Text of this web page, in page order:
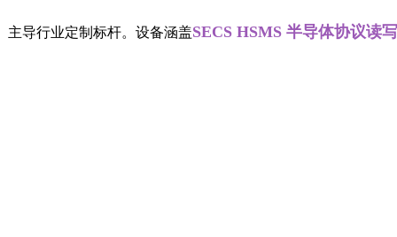
定制标杆。设备涵盖SECS HSMS 半导体协议读写器、螺